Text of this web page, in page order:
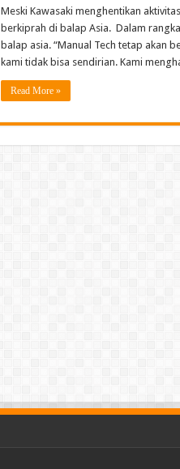
Meski Kawasaki menghentikan
berkiprah di balap Asia. Dalam
balap asia. “Manual Tech tetap akan
kami tidak bisa sendirian. Kami
Read More »